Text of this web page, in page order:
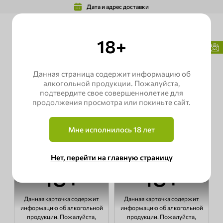
Дата и адрес доставки
Страны - США
По популярности
18+
Данная карточка содержит
информацию об алкогольной
продукции. Пожалуйста,
18+
Данная карточка содержит
информацию об алкогольной
продукции. Пожалуйста,
18+
Данная страница содержит информацию об
алкогольной продукции. Пожалуйста,
подтвердите свое совершеннолетие для
продолжения просмотра или покиньте сайт.
Мне исполнилось 18 лет
Нет, перейти на главную страницу